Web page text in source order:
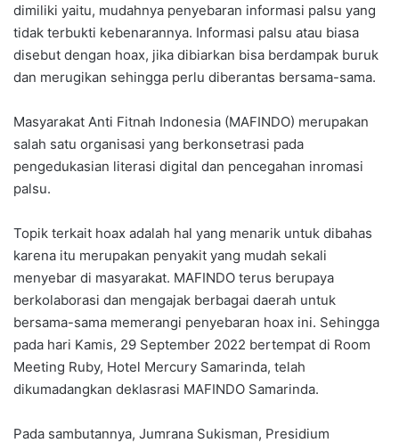
dimiliki yaitu, mudahnya penyebaran informasi palsu yang
tidak terbukti kebenarannya. Informasi palsu atau biasa
disebut dengan hoax, jika dibiarkan bisa berdampak buruk
dan merugikan sehingga perlu diberantas bersama-sama.
Masyarakat Anti Fitnah Indonesia (MAFINDO) merupakan
salah satu organisasi yang berkonsetrasi pada
pengedukasian literasi digital dan pencegahan inromasi
palsu.
Topik terkait hoax adalah hal yang menarik untuk dibahas
karena itu merupakan penyakit yang mudah sekali
menyebar di masyarakat. MAFINDO terus berupaya
berkolaborasi dan mengajak berbagai daerah untuk
bersama-sama memerangi penyebaran hoax ini. Sehingga
pada hari Kamis, 29 September 2022 bertempat di Room
Meeting Ruby, Hotel Mercury Samarinda, telah
dikumadangkan deklasrasi MAFINDO Samarinda.
Pada sambutannya, Jumrana Sukisman, Presidium